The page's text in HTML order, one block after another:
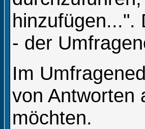
hinzufügen...".
- der
Im
von Antworten
möchten.